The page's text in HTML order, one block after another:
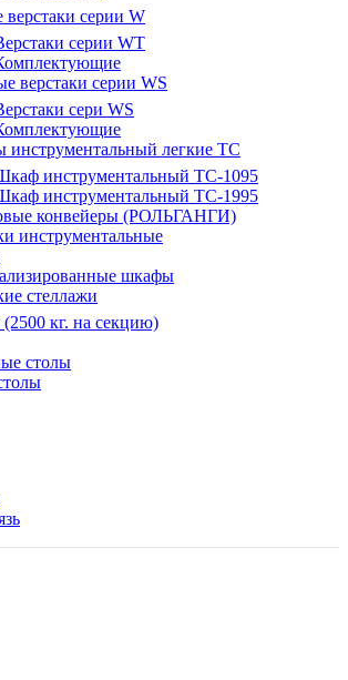
верстаки серии W
серии WT
верстаки серии WS
сери WS
легкие ТС
инструментальный TC-1095
инструментальный TC-1995
конвейеры (РОЛЬГАНГИ)
инструментальные
шкафы
стеллажи
(2500 кг. на секцию)
столы